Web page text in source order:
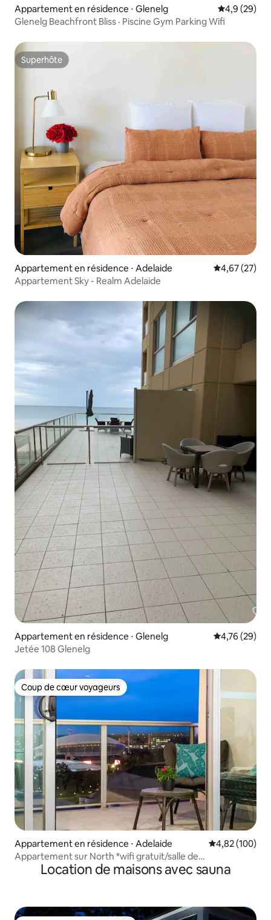
Appartement en résidence ⋅ Glenelg Évaluation
4,9 (29)
Glenelg Beachfront Bliss · Piscine Gym Parking Wifi
Superhôte
Superhôte
Appartement en résidence ⋅ Adelaide Évaluation
4,67 (27)
Appartement Sky - Realm Adelaide
Appartement en résidence ⋅ Glenelg Évaluation
4,76 (29)
Jetée 108 Glenelg
Coup de cœur voyageurs
Coup de cœur voyageurs
Appartement en résidence ⋅ Adelaide Évaluation
4,82 (100)
Appartement sur North *wifi gratuit/salle de
sport/piscine/sauna*
Location de maisons avec sauna